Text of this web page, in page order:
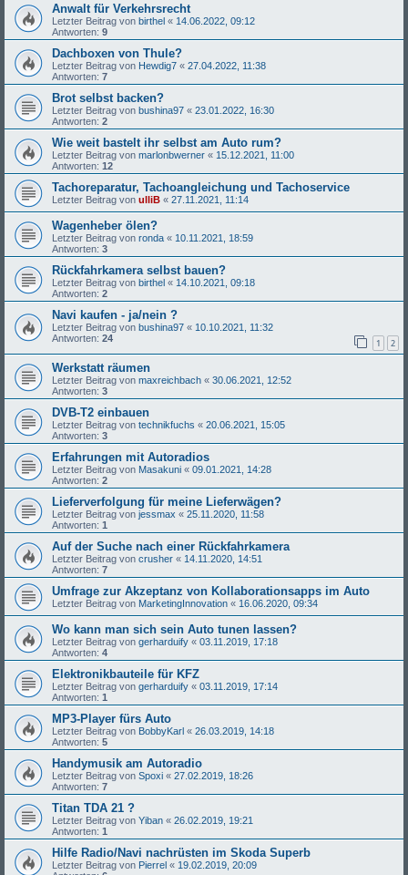
Anwalt für Verkehrsrecht
Letzter Beitrag von birthel « 14.06.2022, 09:12
Antworten: 9
Dachboxen von Thule?
Letzter Beitrag von Hewdig7 « 27.04.2022, 11:38
Antworten: 7
Brot selbst backen?
Letzter Beitrag von bushina97 « 23.01.2022, 16:30
Antworten: 2
Wie weit bastelt ihr selbst am Auto rum?
Letzter Beitrag von marlonbwerner « 15.12.2021, 11:00
Antworten: 12
Tachoreparatur, Tachoangleichung und Tachoservice
Letzter Beitrag von ulliB « 27.11.2021, 11:14
Wagenheber ölen?
Letzter Beitrag von ronda « 10.11.2021, 18:59
Antworten: 3
Rückfahrkamera selbst bauen?
Letzter Beitrag von birthel « 14.10.2021, 09:18
Antworten: 2
Navi kaufen - ja/nein ?
Letzter Beitrag von bushina97 « 10.10.2021, 11:32
Antworten: 24 1 2
Werkstatt räumen
Letzter Beitrag von maxreichbach « 30.06.2021, 12:52
Antworten: 3
DVB-T2 einbauen
Letzter Beitrag von technikfuchs « 20.06.2021, 15:05
Antworten: 3
Erfahrungen mit Autoradios
Letzter Beitrag von Masakuni « 09.01.2021, 14:28
Antworten: 2
Lieferverfolgung für meine Lieferwägen?
Letzter Beitrag von jessmax « 25.11.2020, 11:58
Antworten: 1
Auf der Suche nach einer Rückfahrkamera
Letzter Beitrag von crusher « 14.11.2020, 14:51
Antworten: 7
Umfrage zur Akzeptanz von Kollaborationsapps im Auto
Letzter Beitrag von MarketingInnovation « 16.06.2020, 09:34
Wo kann man sich sein Auto tunen lassen?
Letzter Beitrag von gerharduify « 03.11.2019, 17:18
Antworten: 4
Elektronikbauteile für KFZ
Letzter Beitrag von gerharduify « 03.11.2019, 17:14
Antworten: 1
MP3-Player fürs Auto
Letzter Beitrag von BobbyKarl « 26.03.2019, 14:18
Antworten: 5
Handymusik am Autoradio
Letzter Beitrag von Spoxi « 27.02.2019, 18:26
Antworten: 7
Titan TDA 21 ?
Letzter Beitrag von Yiban « 26.02.2019, 19:21
Antworten: 1
Hilfe Radio/Navi nachrüsten im Skoda Superb
Letzter Beitrag von Pierrel « 19.02.2019, 20:09